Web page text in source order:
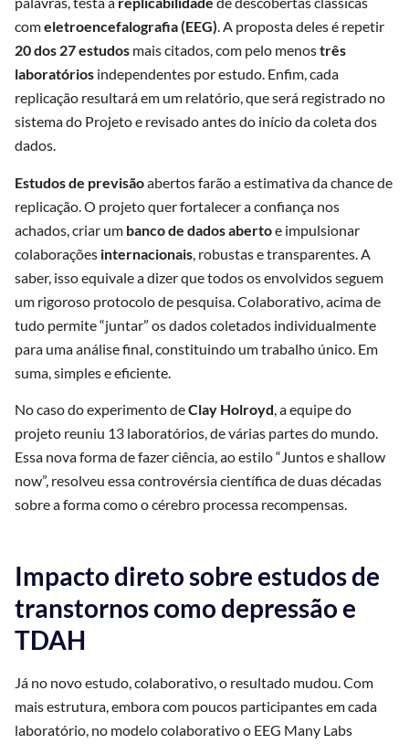
comeletroencefalografia (EEG). A proposta deles é repetir
20 dos 27 estudos mais citados, com pelo menostrês
laboratórios independentes por estudo. Enfim, cada
replicação resultará em um relatório, que será registrado no
sistema do Projeto e revisado antes do início da coleta dos
dados.
Estudos de previsãoabertos farão a estimativa da chance de
replicação. O projeto quer fortalecer a confiança nos
achados, criar um banco de dados abertoe impulsionar
colaborações internacionais, robustas e transparentes. A
saber, isso equivale a dizer que todos os envolvidos seguem
um rigoroso protocolo de pesquisa. Colaborativo, acima de
tudo permite “juntar” os dados coletados individualmente
para uma análise final, constituindo um trabalho único. Em
suma, simples e eficiente.
No caso do experimento deClay Holroyd, a equipe do
projeto reuniu 13 laboratórios, de várias partes do mundo.
Essa nova forma de fazer ciência, ao estilo “Juntos e shallow
now”, resolveu essa controvérsia científica de duas décadas
sobre a forma como o cérebro processa recompensas.
Impacto direto sobre estudos de
transtornos como depressão e
TDAH
Já no novo estudo, colaborativo, o resultado mudou. Com
mais estrutura, embora com poucos participantes em cada
laboratório, no modelo colaborativo o EEG Many Labs